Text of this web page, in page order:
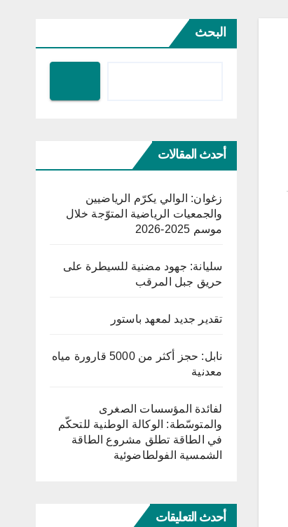
البحث
أحدث المقالات
زغوان: الوالي يكرّم الرياضيين
والجمعيات الرياضية المتوّجة خلال
موسم 2025-2026
سليانة: جهود مضنية للسيطرة على
حريق جبل المرقب
تقدير جديد لمعهد باستور
نابل: حجز أكثر من 5000 قارورة مياه
معدنية
لفائدة المؤسسات الصغرى
والمتوسّطة: الوكالة الوطنية للتحكّم
في الطاقة تطلق مشروع الطاقة
الشمسية الفولطاضوئية
أحدث التعليقات